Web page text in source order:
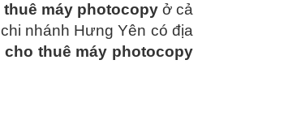
thuê máy photocopy ở cả
nhánh Hưng Yên có địa
cho thuê máy photocopy